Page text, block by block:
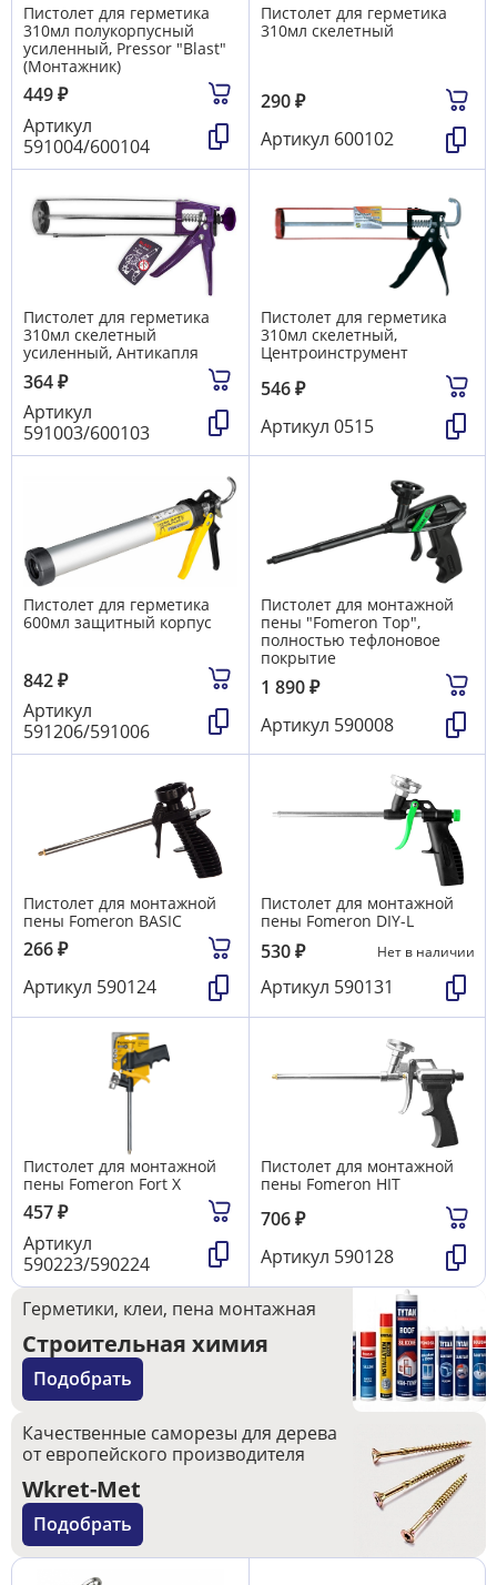
Пистолет для герметика
310мл полукорпусный
усиленный, Pressor "Blast"
(Монтажник)
449₽
Артикул
591004/600104
Пистолет для герметика
310мл скелетный
290₽
Артикул 600102
Пистолет для герметика
310мл скелетный
усиленный, Антикапля
364₽
Артикул
591003/600103
Пистолет для герметика
310мл скелетный,
Центроинструмент
546₽
Артикул 0515
Пистолет для герметика
600мл защитный корпус
842₽
Артикул
591206/591006
Пистолет для монтажной
пены "Fomeron Top",
полностью тефлоновое
покрытие
1 890₽
Артикул 590008
Пистолет для монтажной
пены Fomeron BASIC
266₽
Артикул 590124
Пистолет для монтажной
пены Fomeron DIY-L
530₽ Нет в наличии
Артикул 590131
Пистолет для монтажной
пены Fomeron Fort X
457₽
Артикул
590223/590224
Пистолет для монтажной
пены Fomeron HIT
706₽
Артикул 590128
Герметики, клеи, пена монтажная
Строительная химия
Подобрать
Качественные саморезы для дерева
от европейского производителя
Wkret-Met
Подобрать